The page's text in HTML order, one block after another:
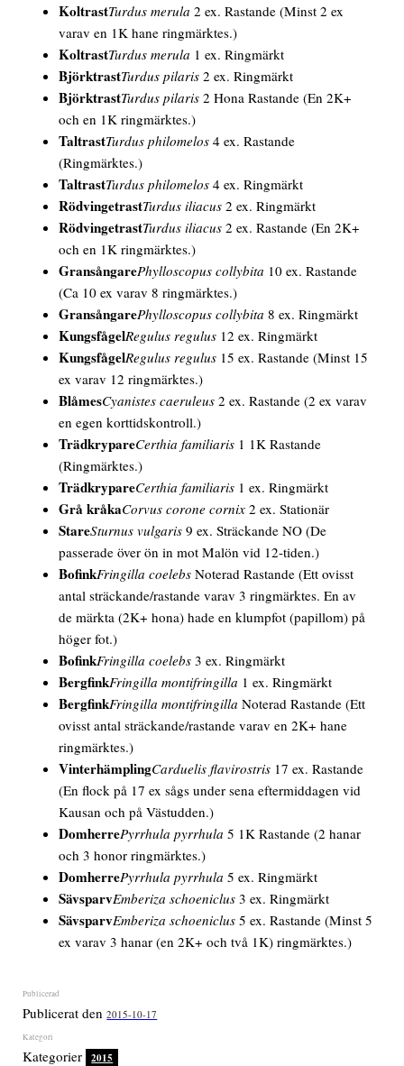
KoltrastTurdus merula 2 ex. Rastande(Minst 2 ex
varav en 1K hane ringmärktes.)
KoltrastTurdus merula 1 ex. Ringmärkt
BjörktrastTurdus pilaris 2 ex. Ringmärkt
BjörktrastTurdus pilaris 2Hona Rastande(En 2K+
och en 1K ringmärktes.)
TaltrastTurdus philomelos 4 ex. Rastande
(Ringmärktes.)
TaltrastTurdus philomelos 4 ex. Ringmärkt
RödvingetrastTurdus iliacus 2 ex. Ringmärkt
RödvingetrastTurdus iliacus 2 ex. Rastande(En 2K+
och en 1K ringmärktes.)
GransångarePhylloscopus collybita 10 ex. Rastande
(Ca 10 ex varav 8 ringmärktes.)
GransångarePhylloscopus collybita 8 ex. Ringmärkt
KungsfågelRegulus regulus 12 ex. Ringmärkt
KungsfågelRegulus regulus 15 ex. Rastande(Minst 15
ex varav 12 ringmärktes.)
BlåmesCyanistes caeruleus 2 ex. Rastande(2 ex varav
en egen korttidskontroll.)
TrädkrypareCerthia familiaris 1 1K Rastande
(Ringmärktes.)
TrädkrypareCerthia familiaris 1 ex. Ringmärkt
Grå kråkaCorvus corone cornix 2 ex. Stationär
StareSturnus vulgaris 9 ex. Sträckande NO(De
passerade över ön in mot Malön vid 12-tiden.)
BofinkFringilla coelebs Noterad Rastande(Ett ovisst
antal sträckande/rastande varav 3 ringmärktes. En av
de märkta (2K+ hona) hade en klumpfot (papillom) på
höger fot.)
BofinkFringilla coelebs 3 ex. Ringmärkt
BergfinkFringilla montifringilla 1 ex. Ringmärkt
BergfinkFringilla montifringilla Noterad Rastande(Ett
ovisst antal sträckande/rastande varav en 2K+ hane
ringmärktes.)
VinterhämplingCarduelis flavirostris 17 ex. Rastande
(En flock på 17 ex sågs under sena eftermiddagen vid
Kausan och på Västudden.)
DomherrePyrrhula pyrrhula 5 1K Rastande(2 hanar
och 3 honor ringmärktes.)
DomherrePyrrhula pyrrhula 5 ex. Ringmärkt
SävsparvEmberiza schoeniclus 3 ex. Ringmärkt
SävsparvEmberiza schoeniclus 5 ex. Rastande(Minst 5
ex varav 3 hanar (en 2K+ och två 1K) ringmärktes.)
Publicerat den2015-10-17
Kategorier 2015